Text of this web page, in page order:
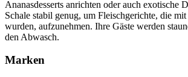
Ananasdesserts anrichten oder auch exotische
Schale stabil genug, um Fleischgerichte, die
wurden, aufzunehmen. Ihre Gäste werden
den Abwasch.
Marken